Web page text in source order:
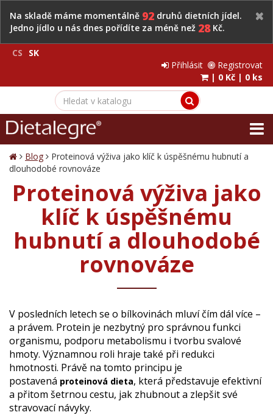
Na skladě máme momentálně 92 druhů dietních jídel.
Jedno jídlo u nás dnes pořídíte za méně než 28Kč.
CS
SK
Přihlásit
Registrovat
| 0 Kč | 0 ks
Blog
Proteinová výživa jako klíč k úspěšnému hubnutí a
dlouhodobé rovnováze
Proteinová výživa jako
klíč k úspěšnému
hubnutí a dlouhodobé
rovnováze
V posledních letech se o bílkovinách mluví čím dál více –
a právem. Protein je nezbytný pro správnou funkci
organismu, podporu metabolismu i tvorbu svalové
hmoty. Významnou roli hraje také při redukci
hmotnosti. Právě na tomto principu je
postavená proteinová dieta, která představuje efektivní
a přitom šetrnou cestu, jak zhubnout a zlepšit své
stravovací návyky.